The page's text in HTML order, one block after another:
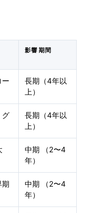
影響 期間
長期（4年以
上）
グ
長期（4年以
上）
中期 （2〜4
年）
中期 （2〜4
年）